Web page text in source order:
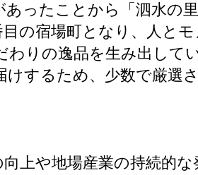
ったことから「泗水の
の宿場町となり、人と
りの逸品を生み出してい
するため、少数で厳選
上や地場産業の持続的